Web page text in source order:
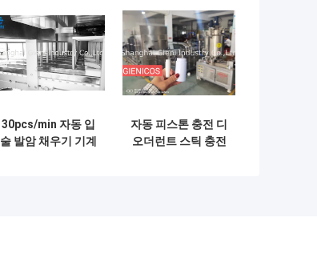
30pcs/min 자동 입
술 발암 채우기 기계
자동 피스톤 충전 디
오더런트 스틱 충전